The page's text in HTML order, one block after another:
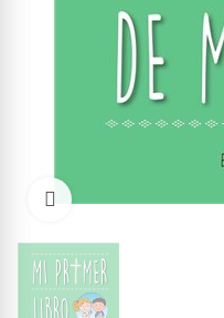
Click to enlarge